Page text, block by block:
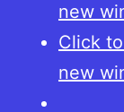
new
Click
new